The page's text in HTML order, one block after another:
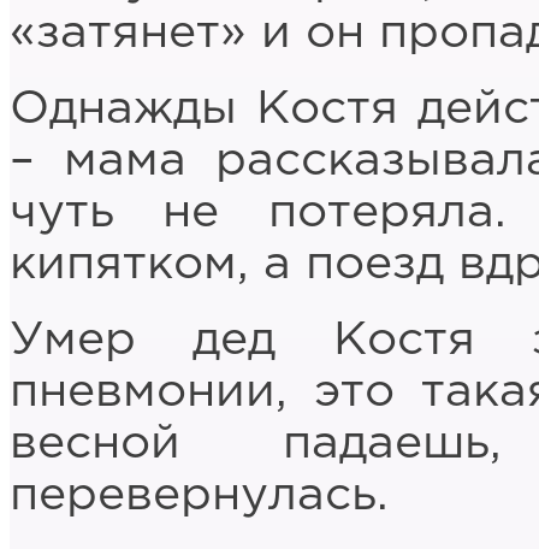
«затянет» и он
Однажды Костя
– мама
чуть не
кипятком, а поезд
Умер дед Костя
пневмонии, это
весной
перевернулась.